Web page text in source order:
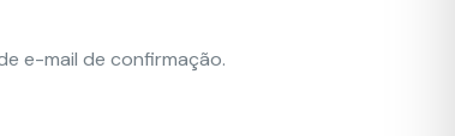
e-mail de confirmação.